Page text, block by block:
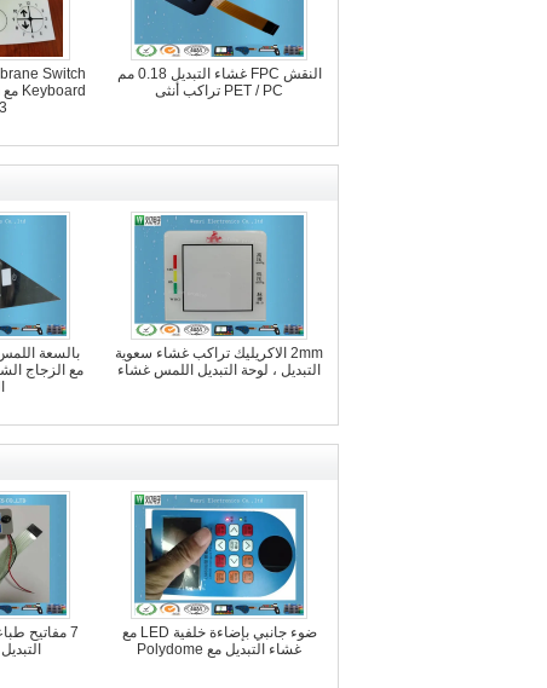
Switch
3 مفاتيح
النقش FPC غشاء التبديل 0.18 مم
PET / PC تراكب أنثى
بالسعة
مع الزجاج
2mm الاكريليك تراكب غشاء سعوية
التبديل ، لوحة التبديل اللمس غشاء
7 مفاتيح
ضوء جانبي بإضاءة خلفية LED مع
غشاء التبديل مع Polydome